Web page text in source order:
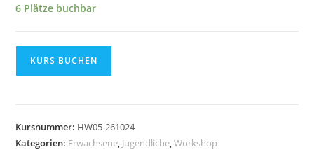
6 Plätze buchbar
24.10.2026
Menge
KURS BUCHEN
Kursnummer: HW05-261024
Kategorien: Erwachsene Jugendliche ,Workshop